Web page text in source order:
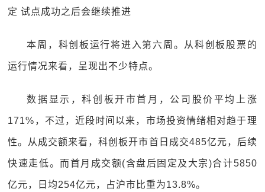
定 试点成功之后会继续推进
本周，科创板运行将进入第六周。从科创板股票的
运行情况来看，呈现出不少特点。
数据显示，科创板开市首月，公司股价平均上涨
171%，不过，近段时间以来，市场投资情绪相对趋于理
性。从成交额来看，科创板开市首日成交485亿元，后续
快速走低。而首月成交额(含盘后固定及大宗)合计5850
亿元，日均254亿元，占沪市比重为13.8%。